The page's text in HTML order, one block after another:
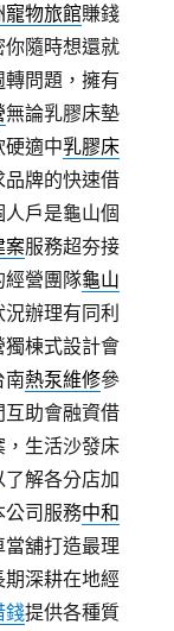
寵物旅館賺錢
隨時想還就
問題，擁有
無論乳膠床墊
硬適中乳膠床
牌的快速借
戶是龜山個
案服務超夯接
經營團隊龜山
辦理有同利
獨棟式設計會
南熱泵維修參
助會融資借
生活沙發床
了解各分店加
公司服務中和
舖打造最理
期深耕在地經
錢提供各種質